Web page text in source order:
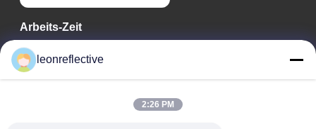
Arbeits-Zeit
9:00-18:00
Unsere Adresse
Adresse des Unternehmens
leonreflective
2:26 PM